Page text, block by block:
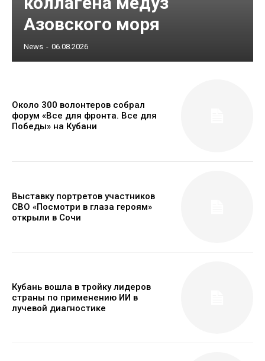
Азовского моря
News - 06.08.2026
Около 300 волонтеров собрал
форум «Все для фронта. Все для
Победы» на Кубани
Выставку портретов участников
СВО «Посмотри в глаза героям»
открыли в Сочи
Кубань вошла в тройку лидеров
страны по применению ИИ в
лучевой диагностике